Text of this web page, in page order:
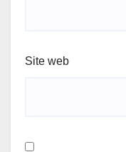
Site web